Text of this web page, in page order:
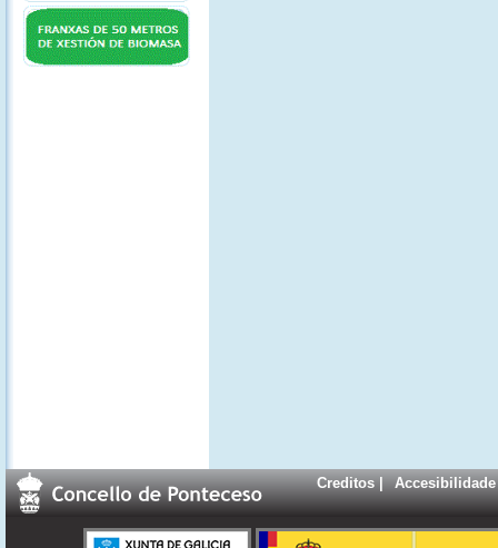
Creditos| Accesibilidade